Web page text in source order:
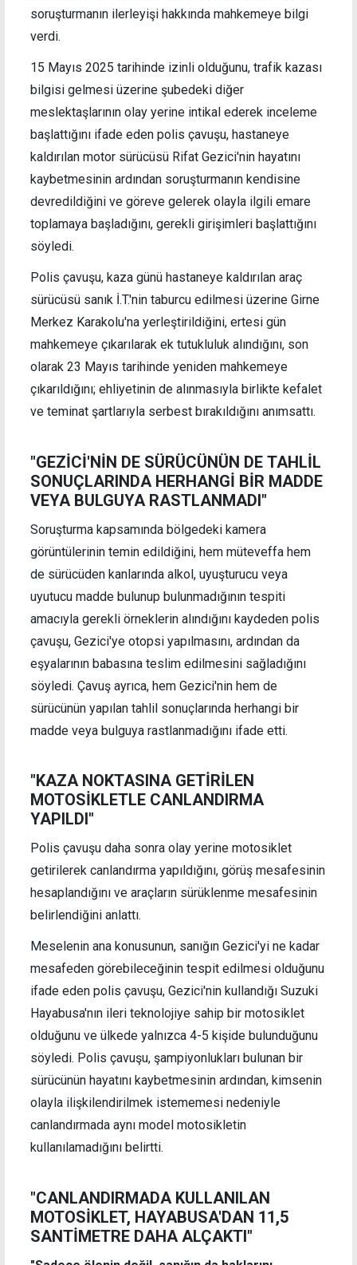
soruşturmanın ilerleyişi hakkında mahkemeye bilgi
verdi.
15 Mayıs 2025 tarihinde izinli olduğunu, trafik kazası
bilgisi gelmesi üzerine şubedeki diğer
meslektaşlarının olay yerine intikal ederek inceleme
başlattığını ifade eden polis çavuşu, hastaneye
kaldırılan motor sürücüsü Rifat Gezici'nin hayatını
kaybetmesinin ardından soruşturmanın kendisine
devredildiğini ve göreve gelerek olayla ilgili emare
toplamaya başladığını, gerekli girişimleri başlattığını
söyledi.
Polis çavuşu, kaza günü hastaneye kaldırılan araç
sürücüsü sanık İ.T.'nin taburcu edilmesi üzerine Girne
Merkez Karakolu'na yerleştirildiğini, ertesi gün
mahkemeye çıkarılarak ek tutukluluk alındığını, son
olarak 23 Mayıs tarihinde yeniden mahkemeye
çıkarıldığını; ehliyetinin de alınmasıyla birlikte kefalet
ve teminat şartlarıyla serbest bırakıldığını anımsattı.
"GEZİCİ'NİN DE SÜRÜCÜNÜN DE TAHLİL
SONUÇLARINDA HERHANGİ BİR MADDE
VEYA BULGUYA RASTLANMADI"
Soruşturma kapsamında bölgedeki kamera
görüntülerinin temin edildiğini, hem müteveffa hem
de sürücüden kanlarında alkol, uyuşturucu veya
uyutucu madde bulunup bulunmadığının tespiti
amacıyla gerekli örneklerin alındığını kaydeden polis
çavuşu, Gezici'ye otopsi yapılmasını, ardından da
eşyalarının babasına teslim edilmesini sağladığını
söyledi. Çavuş ayrıca, hem Gezici'nin hem de
sürücünün yapılan tahlil sonuçlarında herhangi bir
madde veya bulguya rastlanmadığını ifade etti.
"KAZA NOKTASINA GETİRİLEN
MOTOSİKLETLE CANLANDIRMA
YAPILDI"
Polis çavuşu daha sonra olay yerine motosiklet
getirilerek canlandırma yapıldığını, görüş mesafesinin
hesaplandığını ve araçların sürüklenme mesafesinin
belirlendiğini anlattı.
Meselenin ana konusunun, sanığın Gezici'yi ne kadar
mesafeden görebileceğinin tespit edilmesi olduğunu
ifade eden polis çavuşu, Gezici'nin kullandığı Suzuki
Hayabusa'nın ileri teknolojiye sahip bir motosiklet
olduğunu ve ülkede yalnızca 4-5 kişide bulunduğunu
söyledi. Polis çavuşu, şampiyonlukları bulunan bir
sürücünün hayatını kaybetmesinin ardından, kimsenin
olayla ilişkilendirilmek istememesi nedeniyle
canlandırmada aynı model motosikletin
kullanılamadığını belirtti.
"CANLANDIRMADA KULLANILAN
MOTOSİKLET, HAYABUSA'DAN 11,5
SANTİMETRE DAHA ALÇAKTI"